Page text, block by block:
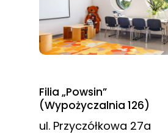
Filia „Powsin”
(Wypożyczalnia 126)
ul. Przyczółkowa 27a